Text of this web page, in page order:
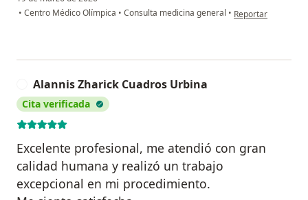
• Centro Médico Olímpica • Consulta medicina general • en opinión del
Reportar
Alannis Zharick Cuadros Urbina
Cita verificada
Excelente profesional, me atendió con gran
calidad humana y realizó un trabajo
excepcional en mi procedimiento.